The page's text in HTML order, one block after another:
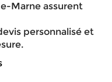
Marne assurent
personnalisé et